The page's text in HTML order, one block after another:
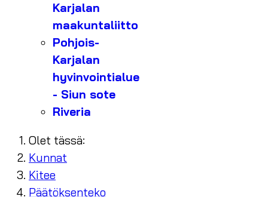
Karjalan
maakuntaliitto
Pohjois-
Karjalan
hyvinvointialue
- Siun sote
Riveria
Olet tässä:
Kunnat
Kitee
Päätöksenteko